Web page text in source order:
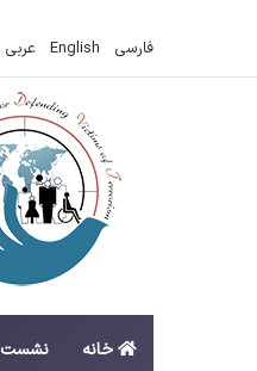
فارسی English عربي
خانه نشست